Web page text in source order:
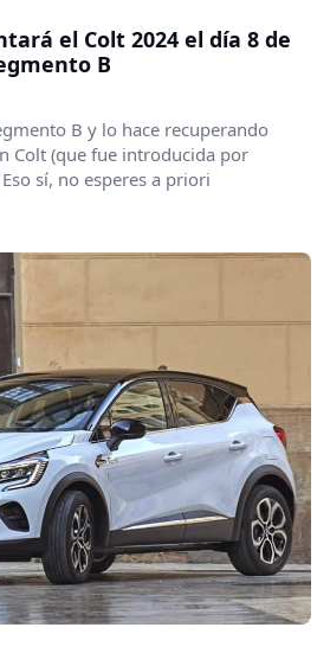
el Colt 2024 el día 8 de
B
B y lo hace recuperando
Colt (que fue introducida por
sí, no esperes a priori